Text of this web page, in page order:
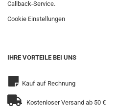
Callback-Service.
Cookie Einstellungen
IHRE VORTEILE BEI UNS
Kauf auf Rechnung
Kostenloser Versand ab 50 €